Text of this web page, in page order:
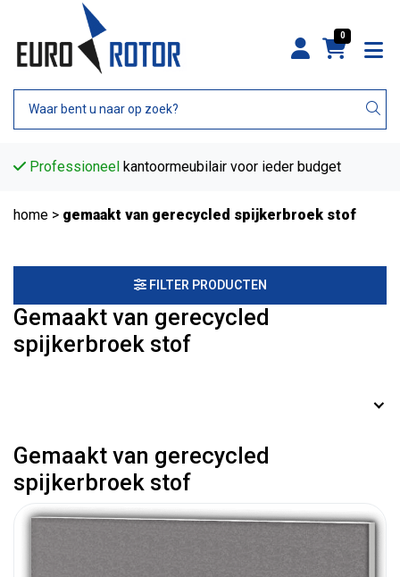
0
Professioneel kantoormeubilair voor ieder budget
home > gemaakt van gerecycled spijkerbroek stof
FILTER PRODUCTEN
Gemaakt van gerecycled
spijkerbroek stof
Gemaakt van gerecycled
spijkerbroek stof